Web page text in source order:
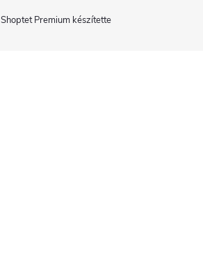
Shoptet Premium készítette